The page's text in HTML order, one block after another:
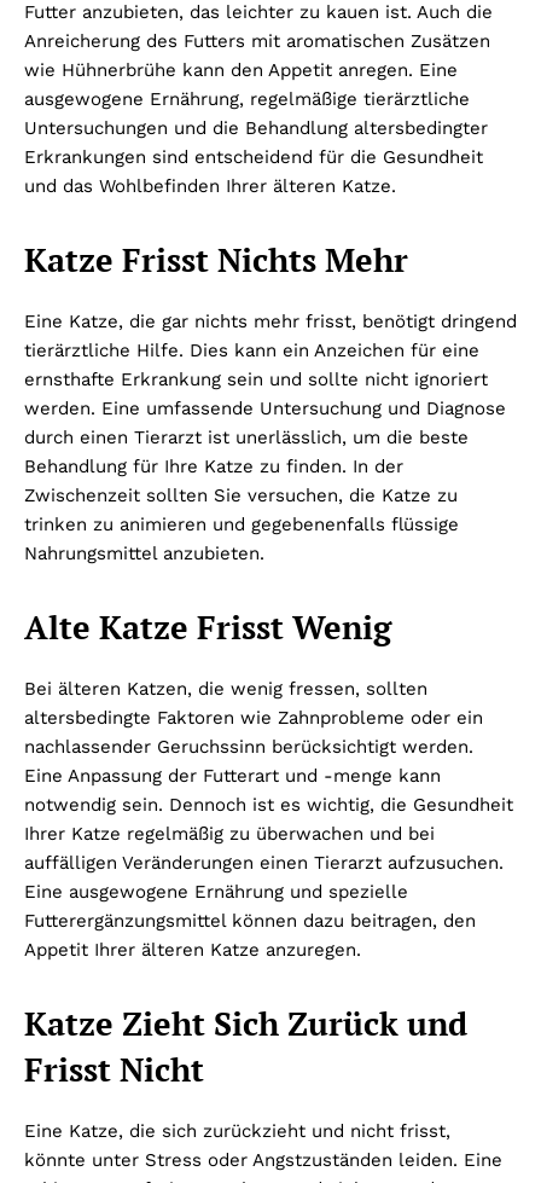
Futter anzubieten, das leichter zu kauen ist. Auch die
Anreicherung des Futters mit aromatischen Zusätzen
wie Hühnerbrühe kann den Appetit anregen. Eine
ausgewogene Ernährung, regelmäßige tierärztliche
Untersuchungen und die Behandlung altersbedingter
Erkrankungen sind entscheidend für die Gesundheit
und das Wohlbefinden Ihrer älteren Katze.
Katze Frisst Nichts Mehr
Eine Katze, die gar nichts mehr frisst, benötigt dringend
tierärztliche Hilfe. Dies kann ein Anzeichen für eine
ernsthafte Erkrankung sein und sollte nicht ignoriert
werden. Eine umfassende Untersuchung und Diagnose
durch einen Tierarzt ist unerlässlich, um die beste
Behandlung für Ihre Katze zu finden. In der
Zwischenzeit sollten Sie versuchen, die Katze zu
trinken zu animieren und gegebenenfalls flüssige
Nahrungsmittel anzubieten.
Alte Katze Frisst Wenig
Bei älteren Katzen, die wenig fressen, sollten
altersbedingte Faktoren wie Zahnprobleme oder ein
nachlassender Geruchssinn berücksichtigt werden.
Eine Anpassung der Futterart und -menge kann
notwendig sein. Dennoch ist es wichtig, die Gesundheit
Ihrer Katze regelmäßig zu überwachen und bei
auffälligen Veränderungen einen Tierarzt aufzusuchen.
Eine ausgewogene Ernährung und spezielle
Futterergänzungsmittel können dazu beitragen, den
Appetit Ihrer älteren Katze anzuregen.
Katze Zieht Sich Zurück und
Frisst Nicht
Eine Katze, die sich zurückzieht und nicht frisst,
könnte unter Stress oder Angstzuständen leiden. Eine